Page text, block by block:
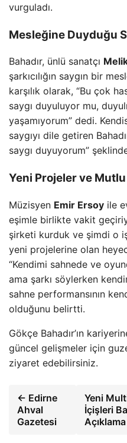
vurguladı.
Mesleğine Duyduğu
Bahadır, ünlü sanatçı
şarkıcılığın saygın bir
karşılık olarak, “Bu çok
saygı duyuluyor mu,
yaşamıyorum” dedi.
saygıyı dile getiren
saygı duyuyorum”
Yeni Projeler ve
Müzisyen Emir Ersoy ile
eşimle birlikte vakit
şirketi kurduk ve şimdi o
yeni projelerine olan
“Kendimi sahnede ve
ama şarkı söylerken
sahne performansının
olduğunu belirtti.
Gökçe Bahadır’ın
güncel gelişmeler için
ziyaret edebilirsiniz.
← Edirne
Ahval
Gazetesi
Yeni
İçişleri